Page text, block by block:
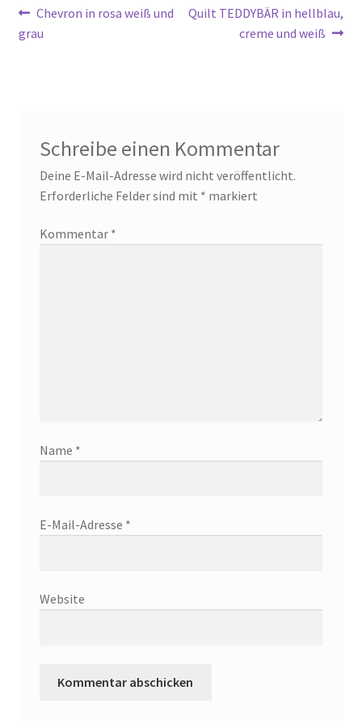
Beitragsnavigation
Vorheriger
Beitrag:
Chevron in rosa weiß und
grau
Nächster
Quilt TEDDYBÄR in hellblau,
creme und weiß
Schreibe einen Kommentar
Deine E-Mail-Adresse wird nicht veröffentlicht.
Erforderliche Felder sind mit * markiert
Kommentar *
Name *
E-Mail-Adresse *
Website